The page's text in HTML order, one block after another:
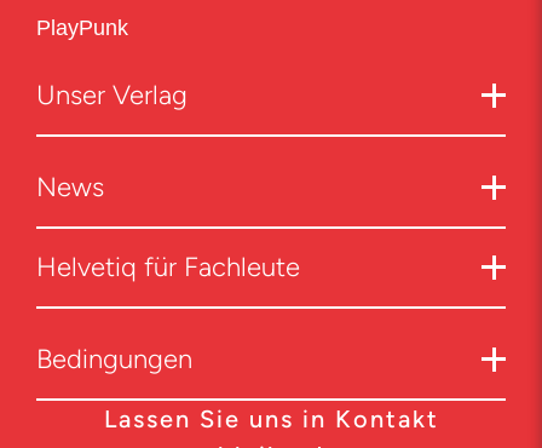
PlayPunk
Unser Verlag
News
Helvetiq für Fachleute
Bedingungen
Lassen Sie uns in Kontakt